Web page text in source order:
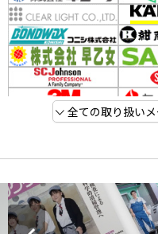
全ての取り扱いメ